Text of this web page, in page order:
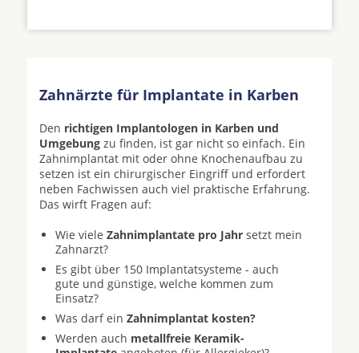
Zahnärzte für Implantate in Karben
Den richtigen Implantologen in Karben und
Umgebung zu finden, ist gar nicht so einfach. Ein
Zahnimplantat mit oder ohne Knochenaufbau zu
setzen ist ein chirurgischer Eingriff und erfordert
neben Fachwissen auch viel praktische Erfahrung.
Das wirft Fragen auf:
Wie viele Zahnimplantate pro Jahr setzt mein
Zahnarzt?
Es gibt über 150 Implantatsysteme - auch
gute und günstige, welche kommen zum
Einsatz?
Was darf ein Zahnimplantat kosten?
Werden auch metallfreie Keramik-